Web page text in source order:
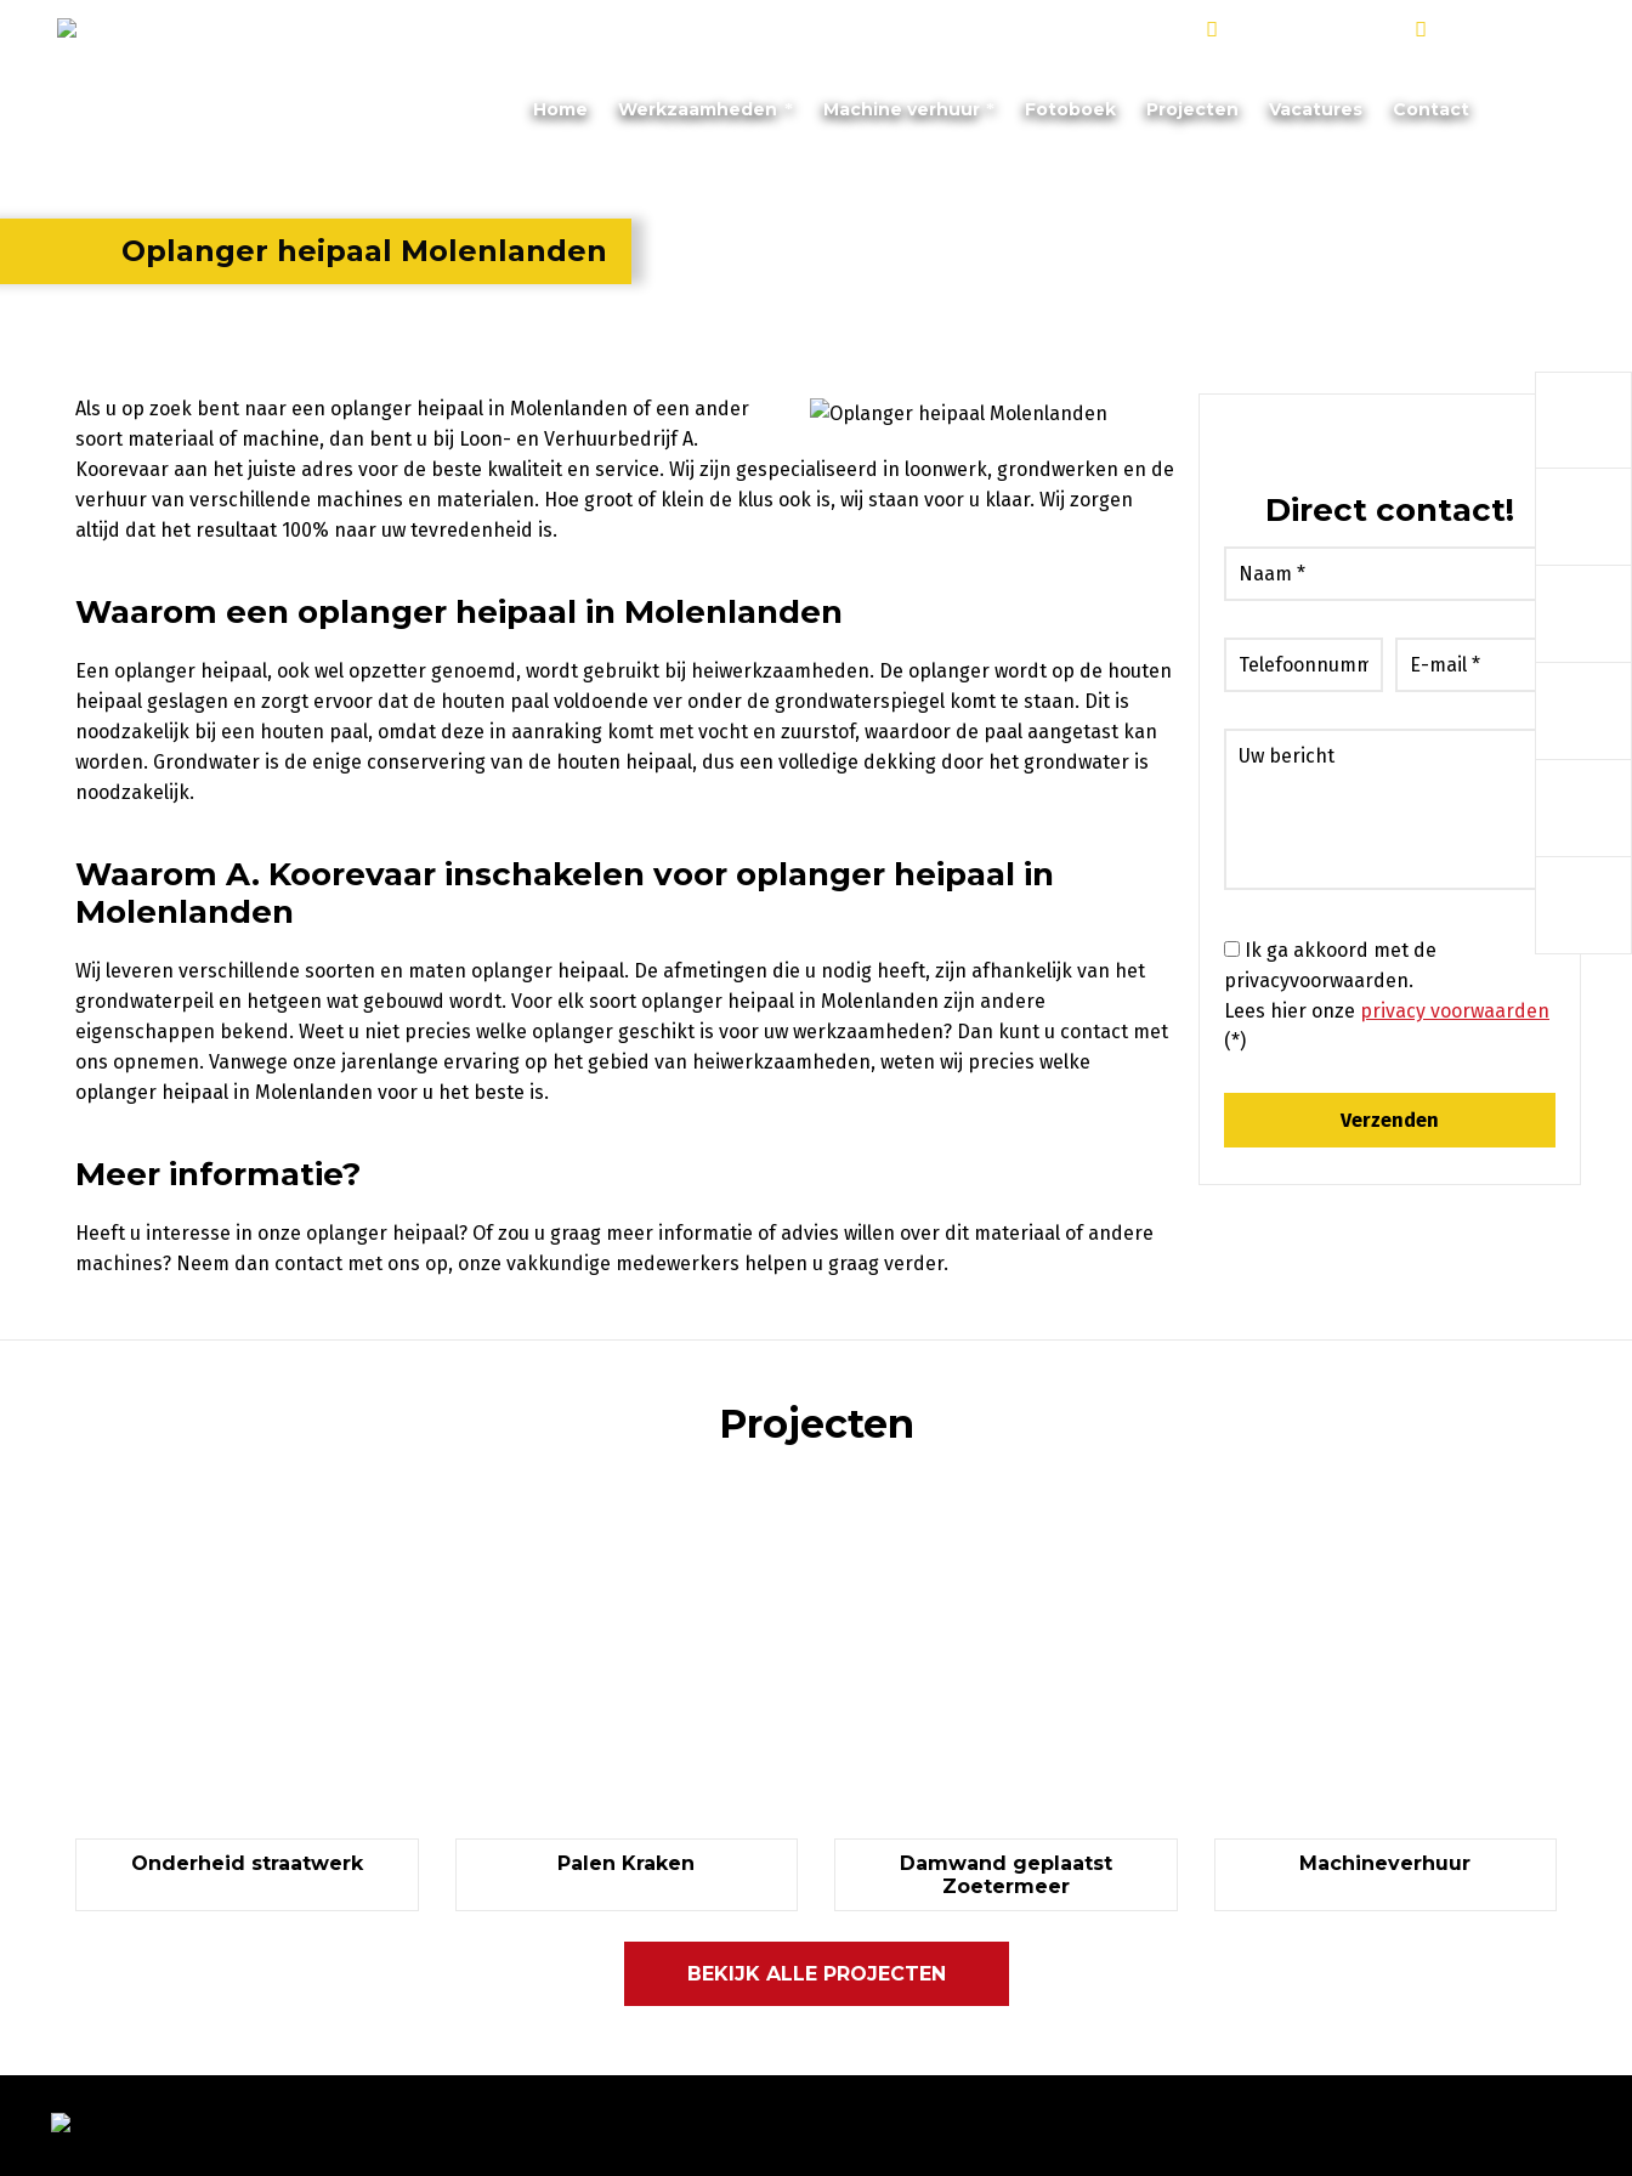
Home Werkzaamheden Machine verhuur Fotoboek Projecten Vacatures Contact
Oplanger heipaal Molenlanden
Als u op zoek bent naar een oplanger heipaal in Molenlanden of een ander
soort materiaal of machine, dan bent u bij Loon- en Verhuurbedrijf A.
Koorevaar aan het juiste adres voor de beste kwaliteit en service. Wij zijn gespecialiseerd in loonwerk, grondwerken en de
verhuur van verschillende machines en materialen. Hoe groot of klein de klus ook is, wij staan voor u klaar. Wij zorgen
altijd dat het resultaat 100% naar uw tevredenheid is.
Waarom een oplanger heipaal in Molenlanden
Een oplanger heipaal, ook wel opzetter genoemd, wordt gebruikt bij heiwerkzaamheden. De oplanger wordt op de houten
heipaal geslagen en zorgt ervoor dat de houten paal voldoende ver onder de grondwaterspiegel komt te staan. Dit is
noodzakelijk bij een houten paal, omdat deze in aanraking komt met vocht en zuurstof, waardoor de paal aangetast kan
worden. Grondwater is de enige conservering van de houten heipaal, dus een volledige dekking door het grondwater is
noodzakelijk.
Waarom A. Koorevaar inschakelen voor oplanger heipaal in
Molenlanden
Wij leveren verschillende soorten en maten oplanger heipaal. De afmetingen die u nodig heeft, zijn afhankelijk van het
grondwaterpeil en hetgeen wat gebouwd wordt. Voor elk soort oplanger heipaal in Molenlanden zijn andere
eigenschappen bekend. Weet u niet precies welke oplanger geschikt is voor uw werkzaamheden? Dan kunt u contact met
ons opnemen. Vanwege onze jarenlange ervaring op het gebied van heiwerkzaamheden, weten wij precies welke
oplanger heipaal in Molenlanden voor u het beste is.
Meer informatie?
Heeft u interesse in onze oplanger heipaal? Of zou u graag meer informatie of advies willen over dit materiaal of andere
machines? Neem dan contact met ons op, onze vakkundige medewerkers helpen u graag verder.
Direct contact!
Ik ga akkoord met de
privacyvoorwaarden.
Lees hier onze privacy voorwaarden
(*)
Projecten
Onderheid straatwerk Palen Kraken
Damwand geplaatst
Zoetermeer
Machineverhuur
BEKIJK ALLE PROJECTEN